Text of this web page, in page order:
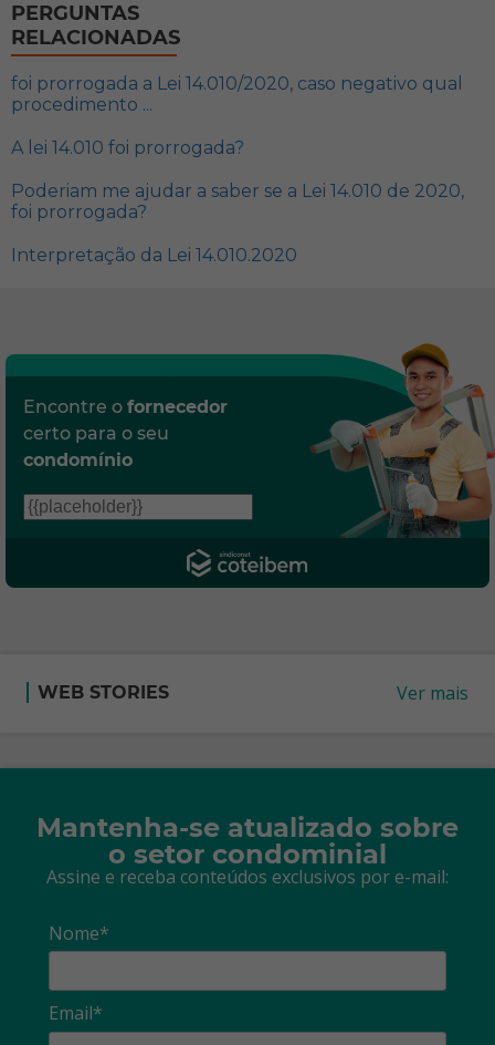
PERGUNTAS
RELACIONADAS
foi prorrogada a Lei 14.010/2020, caso negativo qual
procedimento ...
A lei 14.010 foi prorrogada?
Poderiam me ajudar a saber se a Lei 14.010 de 2020,
foi prorrogada?
Interpretação da Lei 14.010.2020
Encontre o fornecedor
certo para o seu
condomínio
WEB STORIES Ver mais
Mantenha-se atualizado sobre
o setor condominial
Assine e receba conteúdos exclusivos por e-mail:
Nome*
Email*